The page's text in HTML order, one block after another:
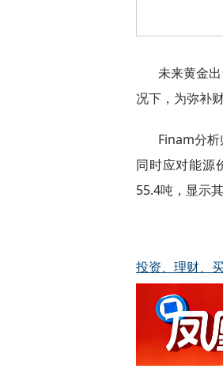
未来黄金
况下，为弥补
Finam分析
同时应对能源
55.4吨，显示
投资、理财、